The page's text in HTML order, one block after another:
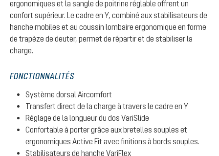
ergonomiques et la sangle de poitrine réglable offrent un
confort supérieur. Le cadre en Y, combiné aux stabilisateurs de
hanche mobiles et au coussin lombaire ergonomique en forme
de trapèze de deuter, permet de répartir et de stabiliser la
charge.
FONCTIONNALITÉS
Système dorsal Aircomfort
Transfert direct de la charge à travers le cadre en Y
Réglage de la longueur du dos VariSlide
Confortable à porter grâce aux bretelles souples et
ergonomiques Active Fit avec finitions à bords souples.
Stabilisateurs de hanche VariFlex